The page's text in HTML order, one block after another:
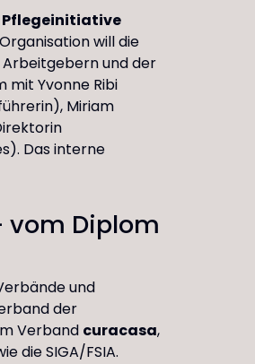
Pflegeinitiative
will die
und der
Yvonne Ribi
Miriam
Das interne
vom Diplom
und
der
Verband curacasa,
die SIGA/FSIA.